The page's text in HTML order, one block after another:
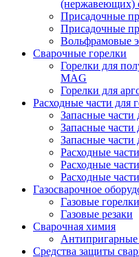
(нержавеющих)
Присадочные
Присадочные
Вольфрамовые
Сварочные горелки
Горелки для
MAG
Горелки для
Расходные части для
Запасные
Запасные части
Запасные части
Расходные
Расходные
Расходные
Газосварочное
Газовые горелки
Газовые резаки
Сварочная химия
Средства защиты